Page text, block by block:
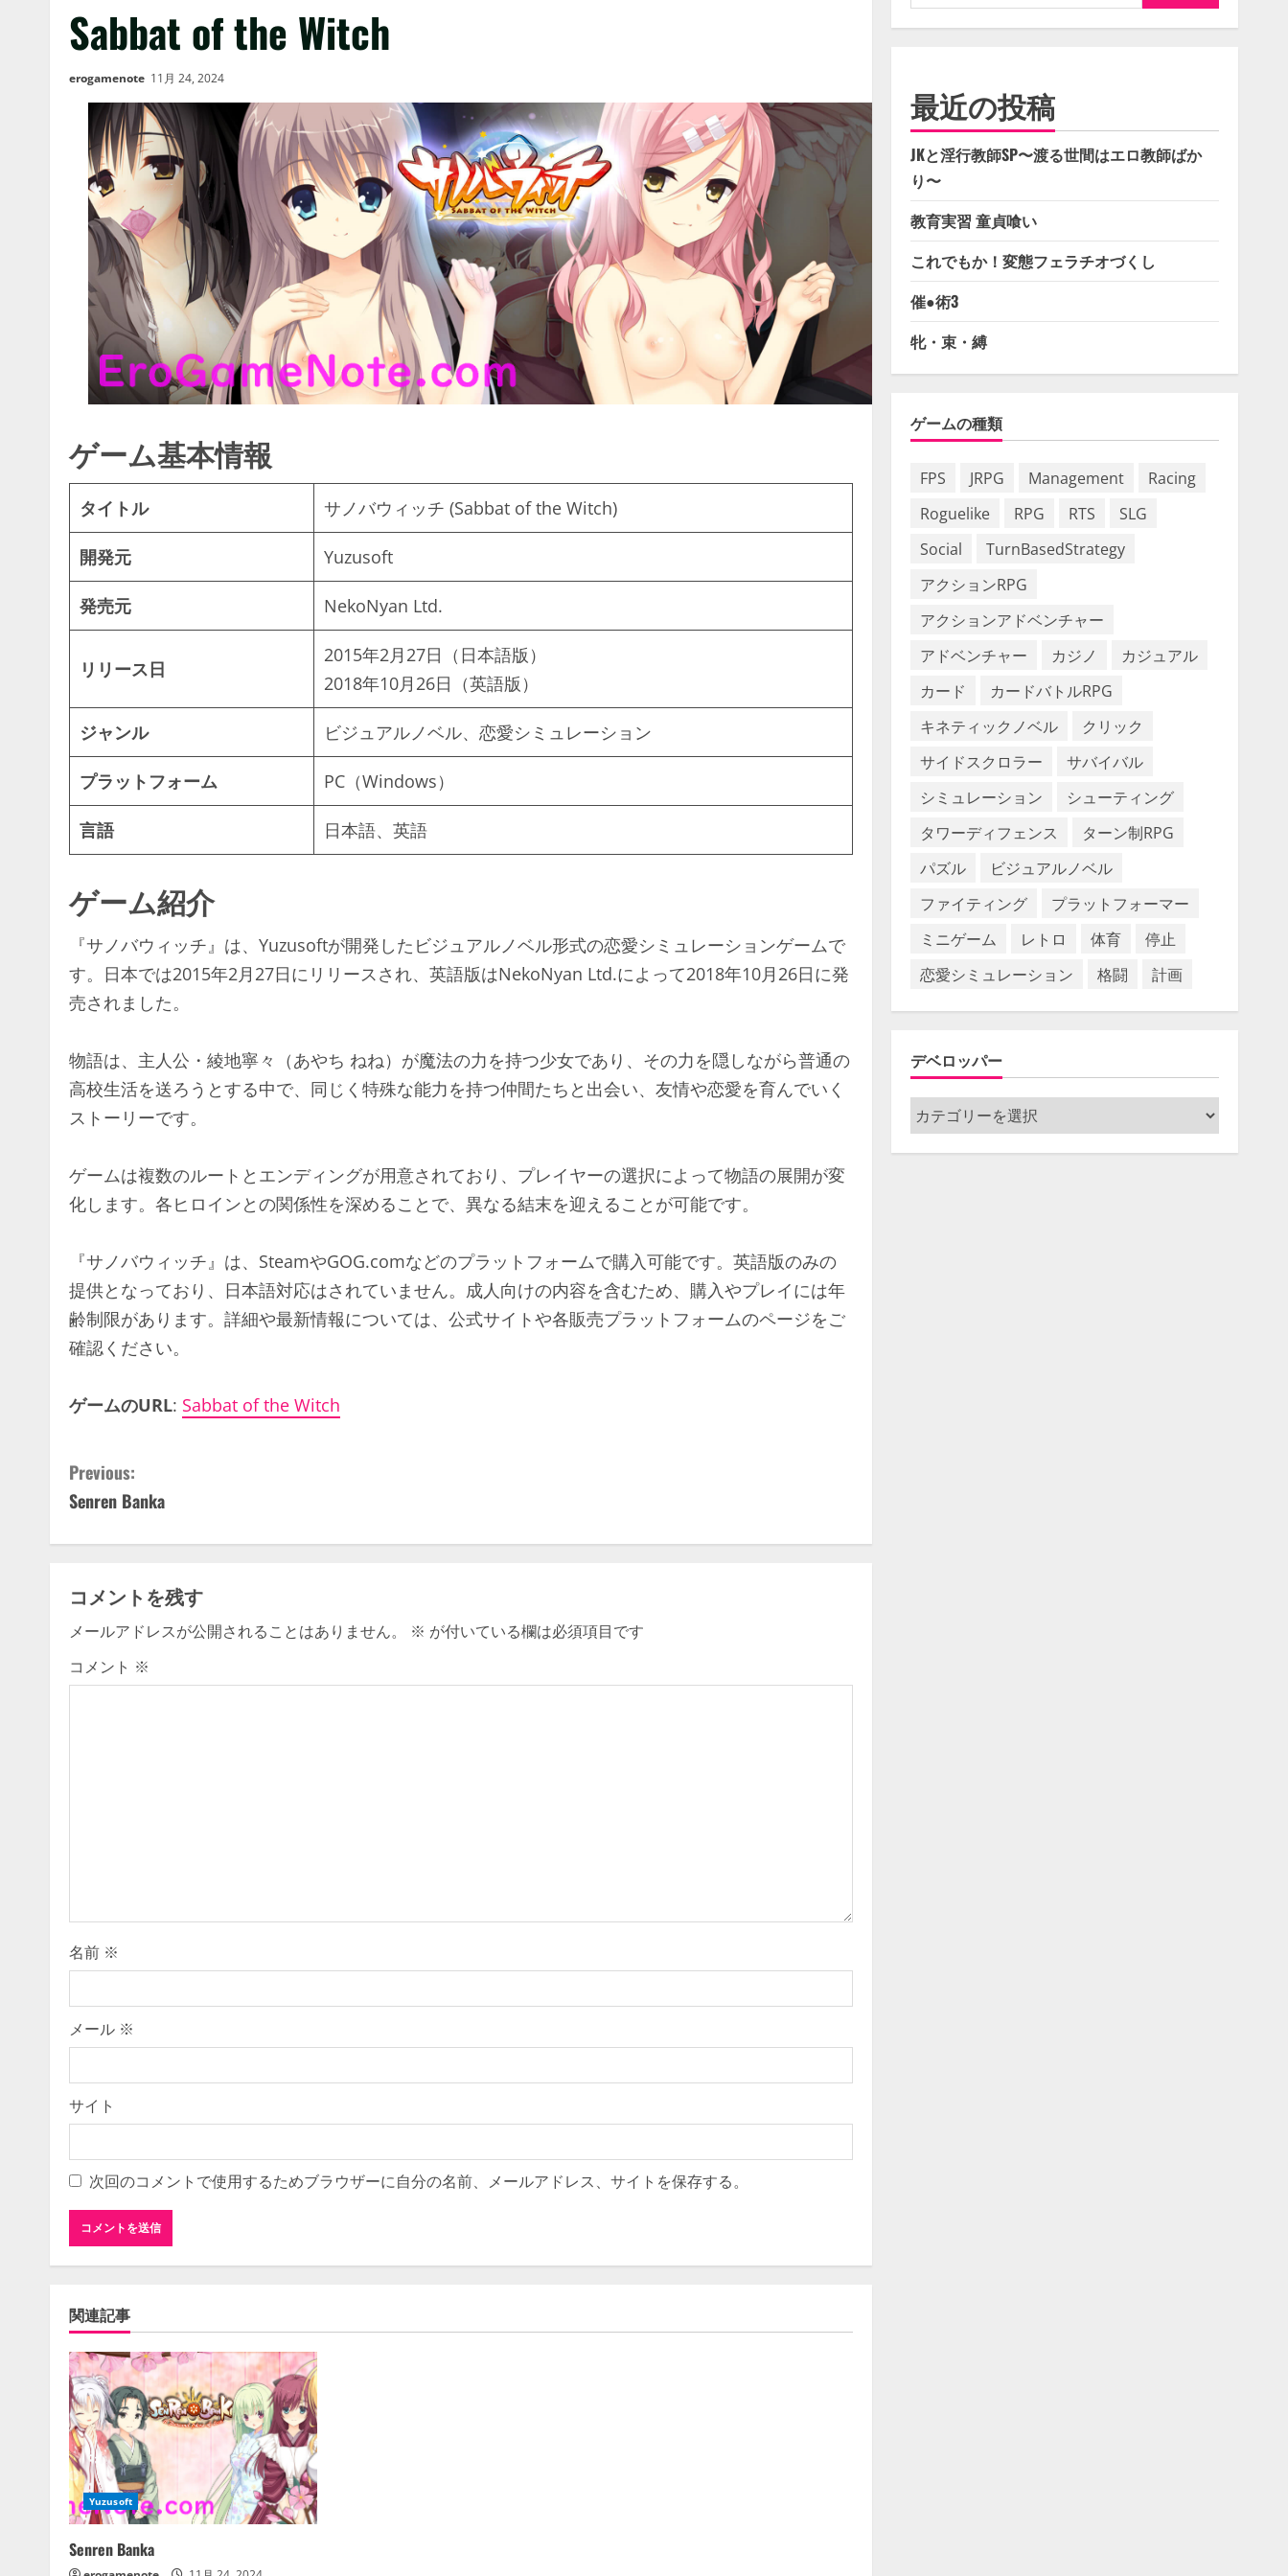
Sabbat of the Witch
erogamenote 11月 24, 2024
ゲーム基本情報
タイトル サノバウィッチ (Sabbat of the Witch)
開発元 Yuzusoft
発売元 NekoNyan Ltd.
リリース日
2015年2月27日（日本語版）
2018年10月26日（英語版）
ジャンル ビジュアルノベル、恋愛シミュレーション
プラットフォーム PC（Windows）
言語 日本語、英語
ゲーム紹介
『サノバウィッチ』は、Yuzusoftが開発したビジュアルノベル形式の恋愛シミュレーションゲームで
す。日本では2015年2月27日にリリースされ、英語版はNekoNyan Ltd.によって2018年10月26日に発
売されました。​
物語は、主人公・綾地寧々（あやち ねね）が魔法の力を持つ少女であり、その力を隠しながら普通の
高校生活を送ろうとする中で、同じく特殊な能力を持つ仲間たちと出会い、友情や恋愛を育んでいく
ストーリーです。​
ゲームは複数のルートとエンディングが用意されており、プレイヤーの選択によって物語の展開が変
化します。各ヒロインとの関係性を深めることで、異なる結末を迎えることが可能です。​
『サノバウィッチ』は、SteamやGOG.comなどのプラットフォームで購入可能です。​英語版のみの
提供となっており、日本語対応はされていません。成人向けの内容を含むため、購入やプレイには年
齢制限があります。詳細や最新情報については、公式サイトや各販売プラットフォームのページをご
確認ください。
ゲームのURL: Sabbat of the Witch
C
o
n
t
i
n
d
i
n
g
Previous:
Senren Banka
コメントを残す
メールアドレスが公開されることはありません。 ※ が付いている欄は必須項目です
コメント ※
名前 ※
メール ※
サイト
次回のコメントで使用するためブラウザーに自分の名前、メールアドレス、サイトを保存する。
関連記事
Yuzusoft
Senren Banka
索:
最近の投稿
JKと淫行教師SP〜渡る世間はエロ教師ばか
り〜
教育実習 童貞喰い
これでもか！変態フェラチオづくし
催●術3
牝・束・縛
ゲームの種類
FPS JRPG Management
Racing
Roguelike
RPG RTS
SLG
Social
TurnBasedStrategy
アクションRPG
アクションアドベンチャー
アドベンチャー
カジノ
カジュアル
カード
カードバトルRPG
キネティックノベル
クリック
サイドスクロラー
サバイバル
シミュレーション
シューティング
タワーディフェンス
ターン制RPG
パズル
ビジュアルノベル
ファイティング
プラットフォーマー
ミニゲーム
レトロ 体育
停止
恋愛シミュレーション
格闘 計画
デベロッパー
デ
ベ